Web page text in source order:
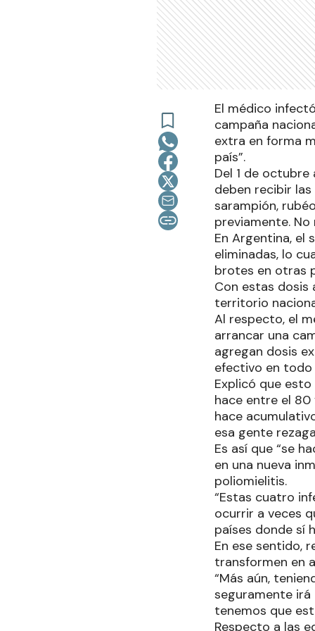
El médico
campaña
extra en forma
país”.
Del 1 de octubre
deben recibir
sarampión,
previamente.
En Argentina, el
eliminadas, lo
brotes en otras
Con estas dosis
territorio
Al respecto, el
arrancar una
agregan dosis
efectivo en todo
Explicó que
hace entre el 80
hace
esa gente
Es así que “se
en una nueva
poliomielitis.
“Estas cuatro
ocurrir a veces
países donde sí
En ese sentido,
transformen en
“Más aún,
seguramente irá
tenemos que
Respecto a las